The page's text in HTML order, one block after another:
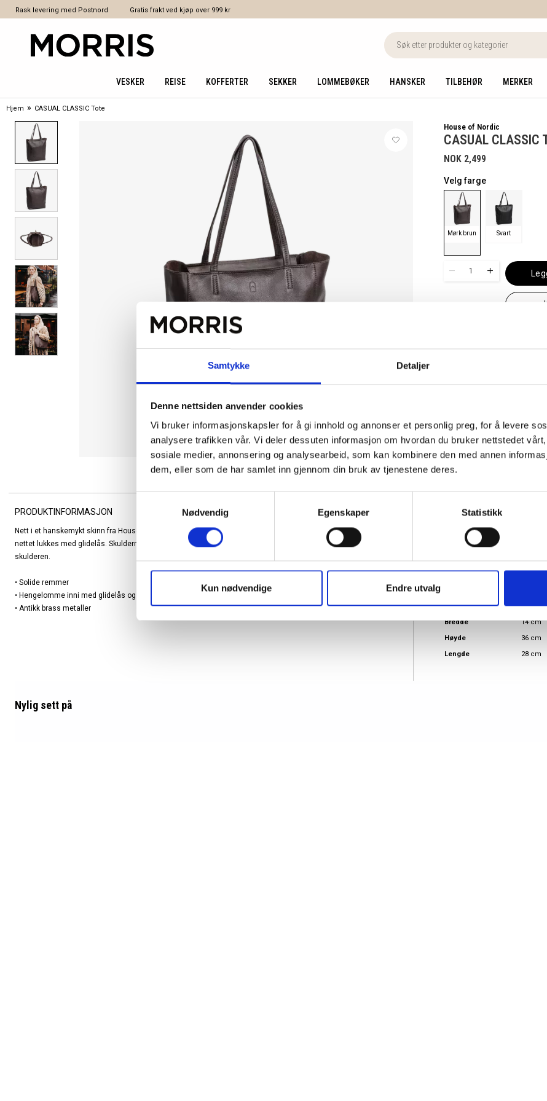
Samtykke Detaljer
Denne nettsiden anvender cookies
Vi bruker informasjonskapsler for å gi innhold og annonser et personlig preg, for å levere
analysere trafikken vår. Vi deler dessuten informasjon om hvordan du bruker nettstedet
sosiale medier, annonsering og analysearbeid, som kan kombinere den med annen
dem, eller som de har samlet inn gjennom din bruk av tjenestene deres.
Nødvendig
Egenskaper Statistikk
Kun nødvendige Endre utvalg
Rask levering med Postnord Gratis frakt ved kjøp over 999 kr
VESKER REISE KOFFERTER SEKKER LOMMEBØKER HANSKER TILBEHØR MERKER
Hjem » CASUAL CLASSIC Tote
House of Nordic
CASUAL CLASSIC
NOK 2,499
Velg farge
Mørk brun Svart
1
✓ Fri frakt ved kjøp over 999 kr
PRODUKTINFORMASJON
Nett i et hanskemykt skinn fra House of Nordic. Frontlommen har røff stitching i skinn. Dette
nettet lukkes med glidelås. Skulderremmene er solide og smale og den sitter svært godt på
skulderen.
• Solide remmer
• Hengelomme inni med glidelås og mobillomme
• Antikk brass metaller
EGENSKAPER
Artikkelnummer
Kategori
Material
Produkttype
Bredde
14 cm
Høyde
36 cm
Lengde
28 cm
Nylig sett på